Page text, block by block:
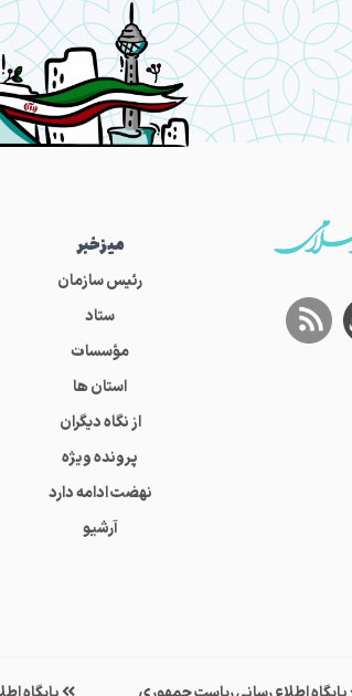
میز‌خبر
رئیس سازمان
ستاد
مؤسسات
استان ها
از نگاه دیگران
پرونده ویژه
نهضت ادامه دارد
آرشیو